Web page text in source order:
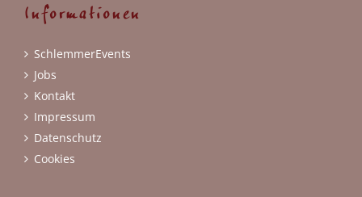
Informationen
SchlemmerEvents
Jobs
Kontakt
Impressum
Datenschutz
Cookies